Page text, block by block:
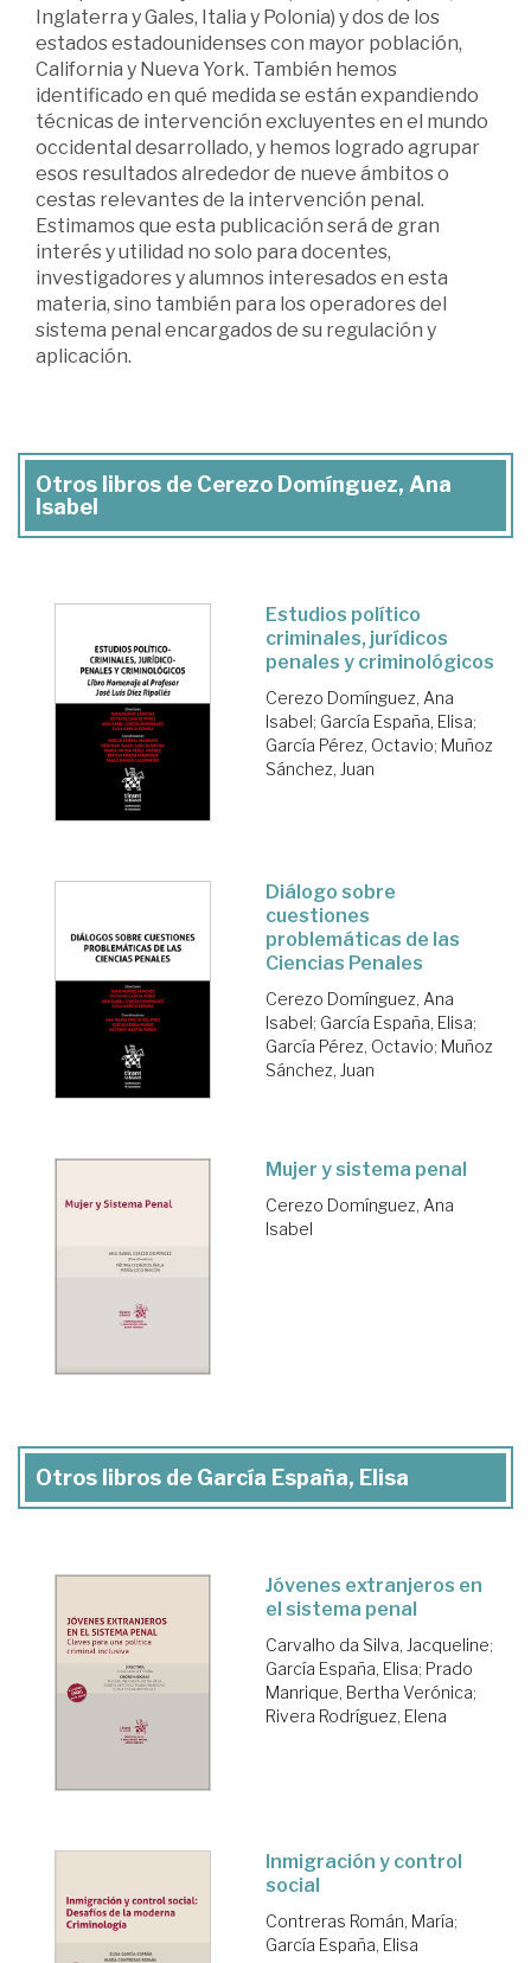
Inglaterra y Gales, Italia y Polonia) y dos de los
estados estadounidenses con mayor población,
California y Nueva York. También hemos
identificado en qué medida se están expandiendo
técnicas de intervención excluyentes en el mundo
occidental desarrollado, y hemos logrado agrupar
esos resultados alrededor de nueve ámbitos o
cestas relevantes de la intervención penal.
Estimamos que esta publicación será de gran
interés y utilidad no solo para docentes,
investigadores y alumnos interesados en esta
materia, sino también para los operadores del
sistema penal encargados de su regulación y
aplicación.
Otros libros de Cerezo Domínguez, Ana
Isabel
Estudios político
criminales, jurídicos
penales y criminológicos
Cerezo Domínguez, Ana
Isabel; García España, Elisa;
García Pérez, Octavio; Muñoz
Sánchez, Juan
Diálogo sobre
cuestiones
problemáticas de las
Ciencias Penales
Cerezo Domínguez, Ana
Isabel; García España, Elisa;
García Pérez, Octavio; Muñoz
Sánchez, Juan
Mujer y sistema penal
Cerezo Domínguez, Ana
Isabel
Otros libros de García España, Elisa
Jóvenes extranjeros en
el sistema penal
Carvalho da Silva, Jacqueline;
García España, Elisa; Prado
Manrique, Bertha Verónica;
Rivera Rodríguez, Elena
Inmigración y control
social
Contreras Román, María;
García España, Elisa